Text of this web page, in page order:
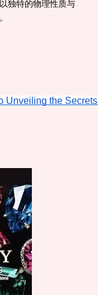
独特的物理性质与
Unveiling the